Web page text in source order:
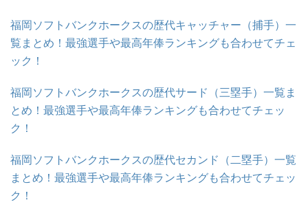
福岡ソフトバンクホークスの歴代キャッチャー（捕手）一
覧まとめ！最強選手や最高年俸ランキングも合わせてチェ
ック！
福岡ソフトバンクホークスの歴代サード（三塁手）一覧ま
とめ！最強選手や最高年俸ランキングも合わせてチェッ
ク！
福岡ソフトバンクホークスの歴代セカンド（二塁手）一覧
まとめ！最強選手や最高年俸ランキングも合わせてチェッ
ク！